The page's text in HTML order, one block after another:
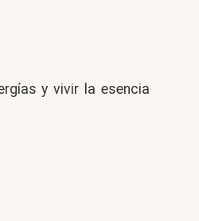
y vivir la esencia